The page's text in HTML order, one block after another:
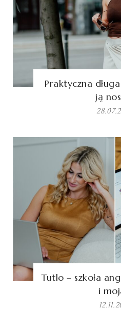
Praktyczna
ją
Tutlo – szkoła
i